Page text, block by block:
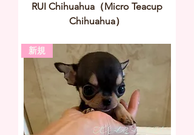
RUI Chihuahua（Micro Teacup
Chihuahua）
新規